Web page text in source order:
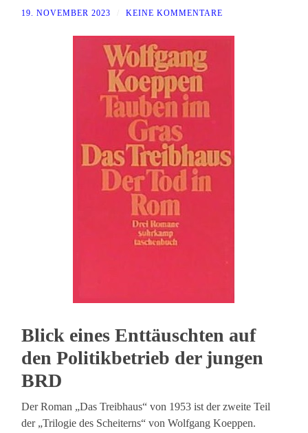
19. NOVEMBER 2023 KEINE KOMMENTARE
Blick eines Enttäuschten auf
den Politikbetrieb der jungen
BRD
Der Roman „Das Treibhaus“ von 1953 ist der zweite Teil
der „Trilogie des Scheiterns“ von Wolfgang Koeppen.